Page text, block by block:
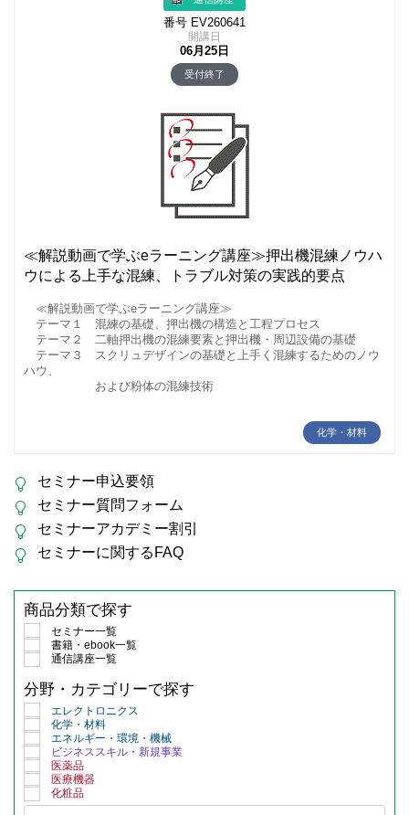
番号 EV260641
開講日
06月25日
受付終了
≪解説動画で学ぶeラーニング講座≫押出機混練ノウハ
ウによる上手な混練、トラブル対策の実践的要点
≪解説動画で学ぶeラーニング講座≫
テーマ１ 混練の基礎、押出機の構造と工程プロセス
テーマ２ 二軸押出機の混練要素と押出機・周辺設備の基礎
テーマ３ スクリュデザインの基礎と上手く混練するためのノウ
ハウ、
および粉体の混練技術
化学・材料
セミナー申込要領
セミナー質問フォーム
セミナーアカデミー割引
セミナーに関するFAQ
商品分類で探す
セミナー一覧
書籍・ebook一覧
通信講座一覧
分野・カテゴリーで探す
エレクトロニクス
化学・材料
エネルギー・環境・機械
ビジネススキル・新規事業
医薬品
医療機器
化粧品